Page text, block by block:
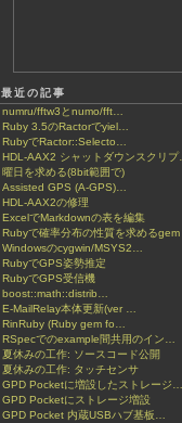
最近の記事
numru/fftw3とnumo/fft…
Ruby 3.5のRactorでyiel…
RubyでRactor::Selecto…
HDL-AAX2 シャットダウンスクリプ…
曜日を求める(8bit範囲で)
Assisted GPS (A-GPS)…
HDL-AAX2の修理
ExcelでMarkdownの表を編集
Rubyで確率分布の性質を求めるgem
Windowsのcygwin/MSYS2…
RubyでGPS姿勢推定
RubyでGPS受信機
boost::math::distrib…
E-MailRelay本体更新(ver …
RinRuby (Ruby gem fo…
RSpecでのexample間共用のイン…
夏休みの工作: ソースコード公開
夏休みの工作: タッチセンサ
GPD Pocketに増設したストレージ…
GPD Pocketにストレージ増設
GPD Pocket 内蔵USBハブ基板…